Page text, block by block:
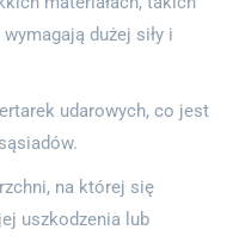
dużej siły i
udarowych, co jest
na której się
uszkodzenia lub